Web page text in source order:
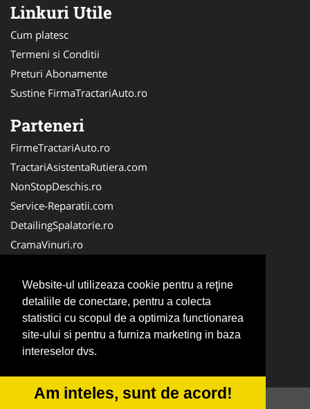
Website-ul utilizeaza cookie pentru a reţine
detaliile de conectare, pentru a colecta
statistici cu scopul de a optimiza functionarea
site-ului si pentru a furniza marketing in baza
intereselor dvs.
Am inteles, sunt de acord!
Linkuri Utile
Cum platesc
Termeni si Conditii
Preturi Abonamente
Sustine FirmaTractariAuto.ro
Parteneri
FirmeTractariAuto.ro
TractariAsistentaRutiera.com
NonStopDeschis.ro
Service-Reparatii.com
DetailingSpalatorie.ro
CramaVinuri.ro
FirmaPieseAuto.ro
Anvelope-Sh.com
CentruInchirieri.ro
CuratareHota.com